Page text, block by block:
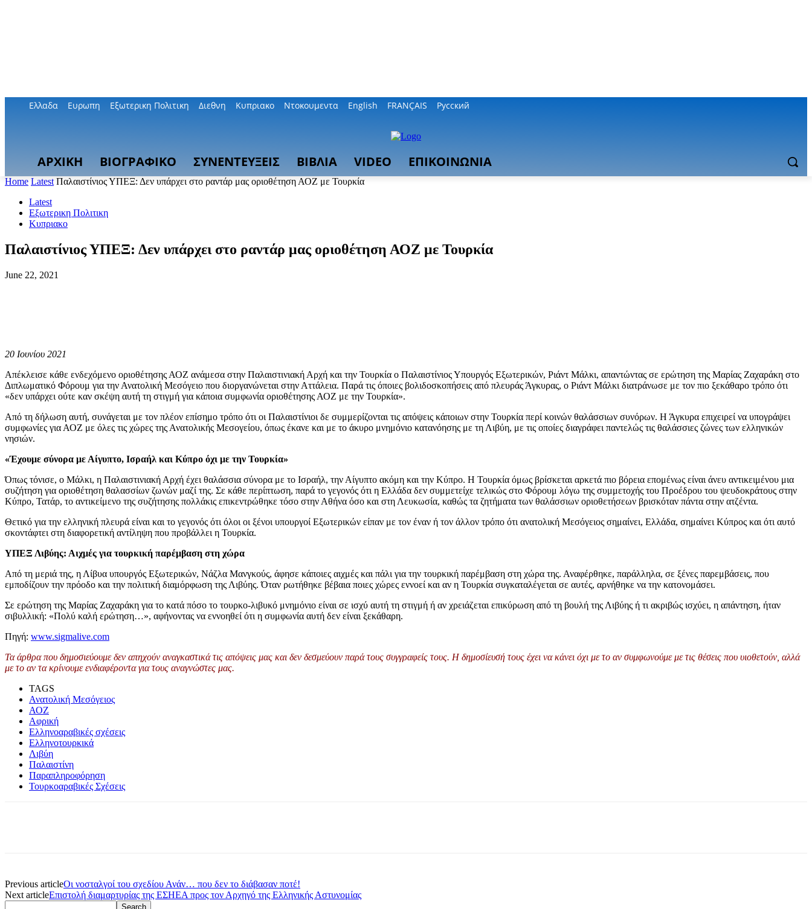
Ελλαδα Ευρωπη Εξωτερικη Πολιτικη Διεθνη Κυπριακο Ντοκουμεντα English FRANÇAIS Русский
ΑΡΧΙΚΗ ΒΙΟΓΡΑΦΙΚΟ ΣΥΝΕΝΤΕΥΞΕΙΣ ΒΙΒΛΙΑ VIDEO ΕΠΙΚΟΙΝΩΝΙΑ
Home Latest Παλαιστίνιος ΥΠΕΞ: Δεν υπάρχει στο ραντάρ μας οριοθέτηση ΑΟΖ με Τουρκία
Latest
Εξωτερικη Πολιτικη
Κυπριακο
Παλαιστίνιος ΥΠΕΞ: Δεν υπάρχει στο ραντάρ μας οριοθέτηση ΑΟΖ με Τουρκία
June 22, 2021
20 Ιουνίου 2021
Απέκλεισε κάθε ενδεχόμενο οριοθέτησης ΑΟΖ ανάμεσα στην Παλαιστινιακή Αρχή και την Τουρκία ο Παλαιστίνιος Υπουργός Εξωτερικών, Ριάντ Μάλκι, απαντώντας σε ερώτηση της Μαρίας Ζαχαράκη στο
Διπλωματικό Φόρουμ για την Ανατολική Μεσόγειο που διοργανώνεται στην Αττάλεια. Παρά τις όποιες βολιδοσκοπήσεις από πλευράς Άγκυρας, ο Ριάντ Μάλκι διατράνωσε με τον πιο ξεκάθαρο τρόπο ότι
«δεν υπάρχει ούτε καν σκέψη αυτή τη στιγμή για κάποια συμφωνία οριοθέτησης ΑΟΖ με την Τουρκία».
Από τη δήλωση αυτή, συνάγεται με τον πλέον επίσημο τρόπο ότι οι Παλαιστίνιοι δε συμμερίζονται τις απόψεις κάποιων στην Τουρκία περί κοινών θαλάσσιων συνόρων. Η Άγκυρα επιχειρεί να υπογράψει
συμφωνίες για ΑΟΖ με όλες τις χώρες της Ανατολικής Μεσογείου, όπως έκανε και με το άκυρο μνημόνιο κατανόησης με τη Λιβύη, με τις οποίες διαγράφει παντελώς τις θαλάσσιες ζώνες των ελληνικών
νησιών.
«Έχουμε σύνορα με Αίγυπτο, Ισραήλ και Κύπρο όχι με την Τουρκία»
Όπως τόνισε, ο Μάλκι, η Παλαιστινιακή Αρχή έχει θαλάσσια σύνορα με το Ισραήλ, την Αίγυπτο ακόμη και την Κύπρο. Η Τουρκία όμως βρίσκεται αρκετά πιο βόρεια επομένως είναι άνευ αντικειμένου μια
συζήτηση για οριοθέτηση θαλασσίων ζωνών μαζί της. Σε κάθε περίπτωση, παρά το γεγονός ότι η Ελλάδα δεν συμμετείχε τελικώς στο Φόρουμ λόγω της συμμετοχής του Προέδρου του ψευδοκράτους στην
Κύπρο, Τατάρ, το αντικείμενο της συζήτησης πολλάκις επικεντρώθηκε τόσο στην Αθήνα όσο και στη Λευκωσία, καθώς τα ζητήματα των θαλάσσιων οριοθετήσεων βρισκόταν πάντα στην ατζέντα.
Θετικό για την ελληνική πλευρά είναι και το γεγονός ότι όλοι οι ξένοι υπουργοί Εξωτερικών είπαν με τον έναν ή τον άλλον τρόπο ότι ανατολική Μεσόγειος σημαίνει, Ελλάδα, σημαίνει Κύπρος και ότι αυτό
σκοντάφτει στη διαφορετική αντίληψη που προβάλλει η Τουρκία.
ΥΠΕΞ Λιβύης: Αιχμές για τουρκική παρέμβαση στη χώρα
Από τη μεριά της, η Λίβυα υπουργός Εξωτερικών, Νάζλα Μανγκούς, άφησε κάποιες αιχμές και πάλι για την τουρκική παρέμβαση στη χώρα της. Αναφέρθηκε, παράλληλα, σε ξένες παρεμβάσεις, που
εμποδίζουν την πρόοδο και την πολιτική διαμόρφωση της Λιβύης. Όταν ρωτήθηκε βέβαια ποιες χώρες εννοεί και αν η Τουρκία συγκαταλέγεται σε αυτές, αρνήθηκε να την κατονομάσει.
Σε ερώτηση της Μαρίας Ζαχαράκη για το κατά πόσο το τουρκο-λιβυκό μνημόνιο είναι σε ισχύ αυτή τη στιγμή ή αν χρειάζεται επικύρωση από τη βουλή της Λιβύης ή τι ακριβώς ισχύει, η απάντηση, ήταν
σιβυλλική: «Πολύ καλή ερώτηση…», αφήνοντας να εννοηθεί ότι η συμφωνία αυτή δεν είναι ξεκάθαρη.
Πηγή: www.sigmalive.com
Τα άρθρα που δημοσιεύουμε δεν απηχούν αναγκαστικά τις απόψεις μας και δεν δεσμεύουν παρά τους συγγραφείς τους. Η δημοσίευσή τους έχει να κάνει όχι με το αν συμφωνούμεμε τις θέσεις που υιοθετούν, αλλά
με το αν τα κρίνουμε ενδιαφέροντα για τους αναγνώστες μας.
TAGS
Ανατολική Μεσόγειος
ΑΟΖ
Αφρική
Ελληνοαραβικές σχέσεις
Ελληνοτουρκικά
Λιβύη
Παλαιστίνη
Παραπληροφόρηση
Τουρκοαραβικές Σχέσεις
Previous articleOι νοσταλγοί του σχεδίου Ανάν… που δεν το διάβασαν ποτέ!
Next articleΕπιστολή διαμαρτυρίας της ΕΣΗΕΑ προς τον Αρχηγό της Ελληνικής Αστυνομίας